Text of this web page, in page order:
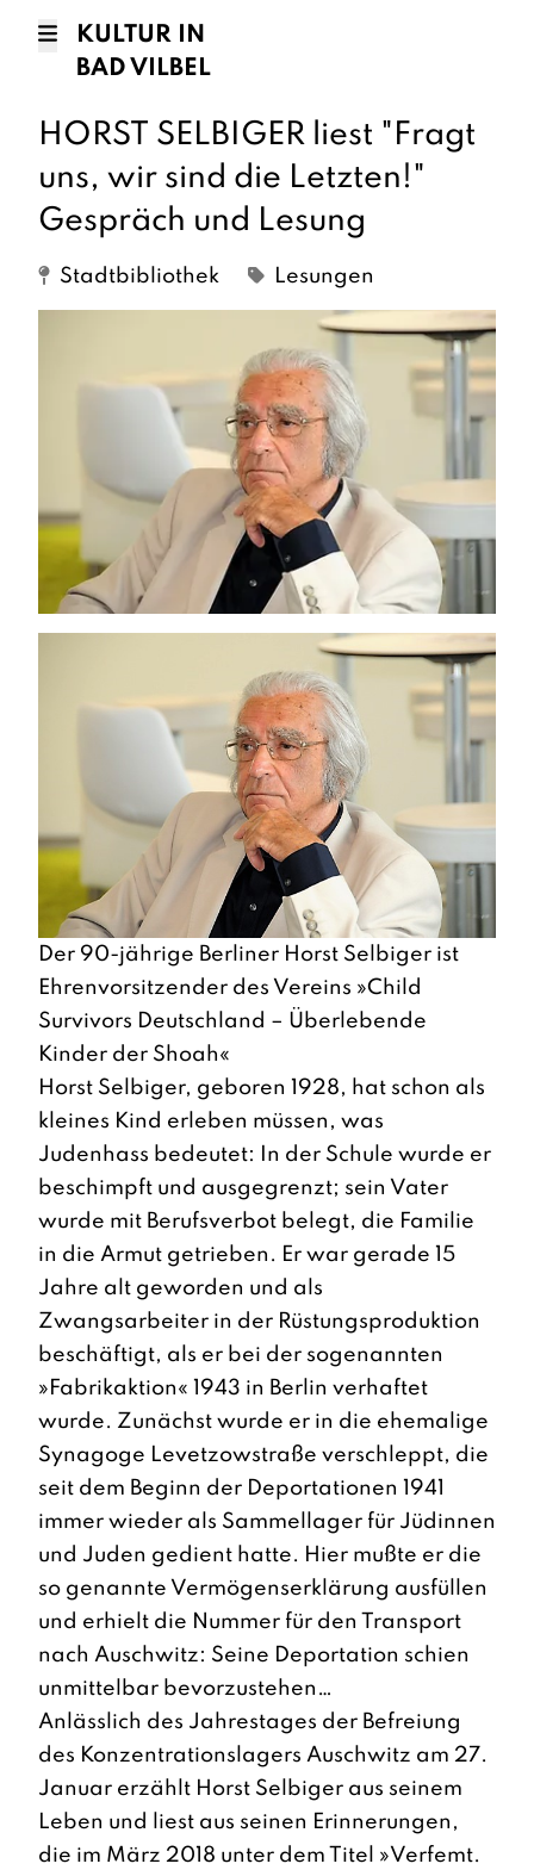
KULTUR IN
BAD VILBEL
HORST SELBIGER liest "Fragt
uns, wir sind die Letzten!"
Gespräch und Lesung
Stadtbibliothek Lesungen
Der 90-jährige Berliner Horst Selbiger ist
Ehrenvorsitzender des Vereins »Child
Survivors Deutschland – Überlebende
Kinder der Shoah«
Horst Selbiger, geboren 1928, hat schon als
kleines Kind erleben müssen, was
Judenhass bedeutet: In der Schule wurde er
beschimpft und ausgegrenzt; sein Vater
wurde mit Berufsverbot belegt, die Familie
in die Armut getrieben. Er war gerade 15
Jahre alt geworden und als
Zwangsarbeiter in der Rüstungsproduktion
beschäftigt, als er bei der sogenannten
»Fabrikaktion« 1943 in Berlin verhaftet
wurde. Zunächst wurde er in die ehemalige
Synagoge Levetzowstraße verschleppt, die
seit dem Beginn der Deportationen 1941
immer wieder als Sammellager für Jüdinnen
und Juden gedient hatte. Hier mußte er die
so genannte Vermögenserklärung ausfüllen
und erhielt die Nummer für den Transport
nach Auschwitz: Seine Deportation schien
unmittelbar bevorzustehen…
Anlässlich des Jahrestages der Befreiung
des Konzentrationslagers Auschwitz am 27.
Januar erzählt Horst Selbiger aus seinem
Leben und liest aus seinen Erinnerungen,
die im März 2018 unter dem Titel »Verfemt.